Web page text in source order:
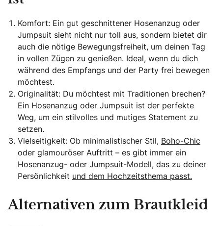
Komfort: Ein gut geschnittener Hosenanzug oder
Jumpsuit sieht nicht nur toll aus, sondern bietet dir
auch die nötige Bewegungsfreiheit, um deinen Tag
in vollen Zügen zu genießen. Ideal, wenn du dich
während des Empfangs und der Party frei bewegen
möchtest.
Originalität: Du möchtest mit Traditionen brechen?
Ein Hosenanzug oder Jumpsuit ist der perfekte
Weg, um ein stilvolles und mutiges Statement zu
setzen.
Vielseitigkeit: Ob minimalistischer Stil, Boho-Chic
oder glamouröser Auftritt – es gibt immer ein
Hosenanzug- oder Jumpsuit-Modell, das zu deiner
Persönlichkeit und dem Hochzeitsthema passt.
Alternativen zum Brautkleid